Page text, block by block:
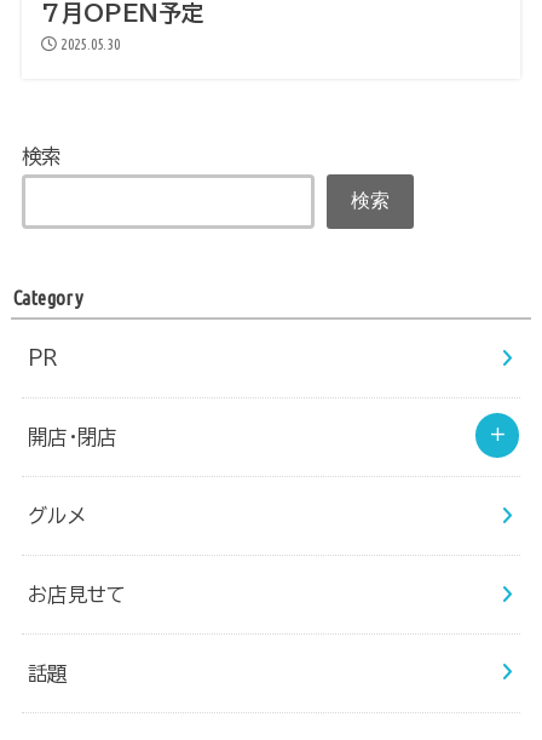
7月OPEN予定
2025.05.30
検索
検索
Category
PR
開店・閉店
グルメ
お店見せて
話題